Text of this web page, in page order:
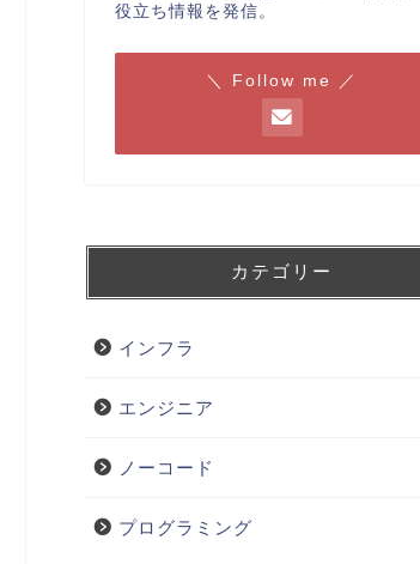
役立ち情報を発信。
＼ Follow me ／
カテゴリー
インフラ
エンジニア
ノーコード
プログラミング